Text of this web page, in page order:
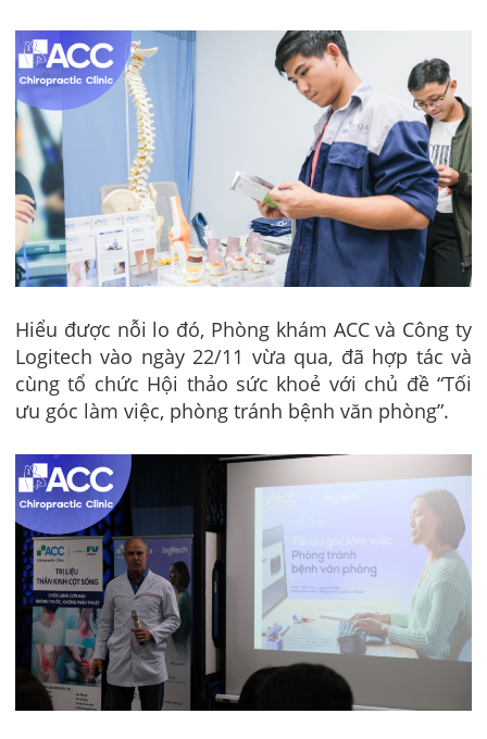
Hiểu được nỗi lo đó, Phòng khám ACC và Công ty
Logitech vào ngày 22/11 vừa qua, đã hợp tác và
cùng tổ chức Hội thảo sức khoẻ với chủ đề “Tối
ưu góc làm việc, phòng tránh bệnh văn phòng”.